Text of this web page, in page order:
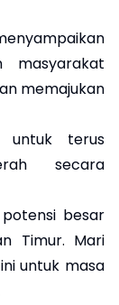
masyarakat
memajukan
untuk terus
secara
besar
Timur. Mari
untuk masa